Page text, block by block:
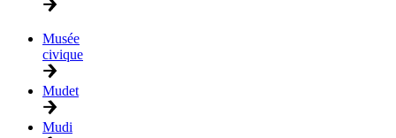
Musée
civique
Mudet
Mudi